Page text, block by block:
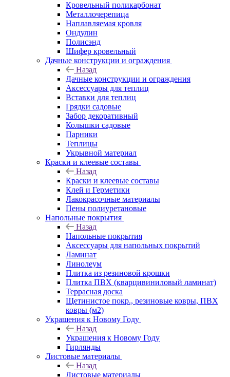
Кровельный поликарбонат
Металлочерепица
Наплавляемая кровля
Ондулин
Полисэнд
Шифер кровельный
Дачные конструкции и ограждения
Назад
Дачные конструкции и ограждения
Аксессуары для теплиц
Вставки для теплиц
Грядки садовые
Забор декоративный
Колышки садовые
Парники
Теплицы
Укрывной материал
Краски и клеевые составы
Назад
Краски и клеевые составы
Клей и Герметики
Лакокрасочные материалы
Пены полиуретановые
Напольные покрытия
Назад
Напольные покрытия
Аксессуары для напольных покрытий
Ламинат
Линолеум
Плитка из резиновой крошки
Плитка ПВХ (кварцивиниловый ламинат)
Террасная доска
Щетинистое покр., резиновые ковры, ПВХ
ковры (м2)
Украшения к Новому Году
Назад
Украшения к Новому Году
Гирлянды
Листовые материалы
Назад
Листовые материалы